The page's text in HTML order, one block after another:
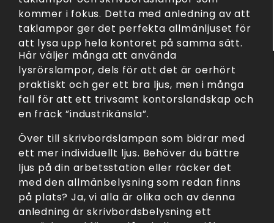
kommer i fokus. Detta med anledning av att
taklampor ger det perfekta allmänljuset för
att lysa upp hela kontoret på samma sätt.
Här väljer många att använda
lysrörslampor, dels för att det är oerhört
praktiskt och ger ett bra ljus, men i många
fall för att ett trivsamt kontorslandskap och
en fräck ”industrikänsla”.
Över till skrivbordslampan som bidrar med
ett mer individuellt ljus. Behöver du bättre
ljus på din arbetsstation eller räcker det
med den allmänbelysning som redan finns
på plats? Ja, vi alla är olika och av denna
anledning är skrivbordsbelysning ett